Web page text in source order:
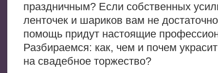
праздничным? Если собственных
ленточек и шариков вам не
помощь придут настоящие
Разбираемся: как, чем и почем
на свадебное торжество?